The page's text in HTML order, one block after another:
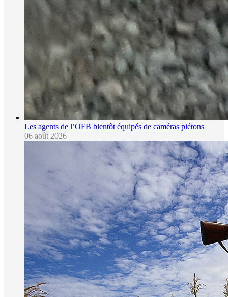
Les agents de l’OFB bientôt équipés de caméras piétons
06 août 2026